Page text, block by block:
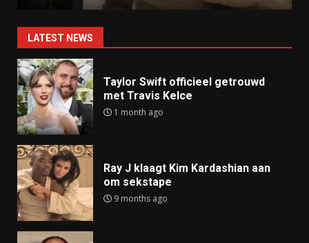
LATEST NEWS
Taylor Swift officieel getrouwd
met Travis Kelce
1 month ago
Ray J klaagt Kim Kardashian aan
om sekstape
9 months ago